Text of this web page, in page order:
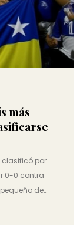
más
clasificó por
0-0 contra
de
de Islandia.